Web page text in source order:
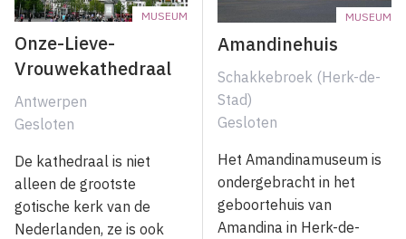
MUSEUM
Onze-Lieve-
Vrouwekathedraal
Antwerpen
Gesloten
De kathedraal is niet
alleen de grootste
gotische kerk van de
Nederlanden, ze is ook
MUSEUM
Amandinehuis
Schakkebroek (Herk-de-
Stad)
Gesloten
Het Amandinamuseum is
ondergebracht in het
geboortehuis van
Amandina in Herk-de-